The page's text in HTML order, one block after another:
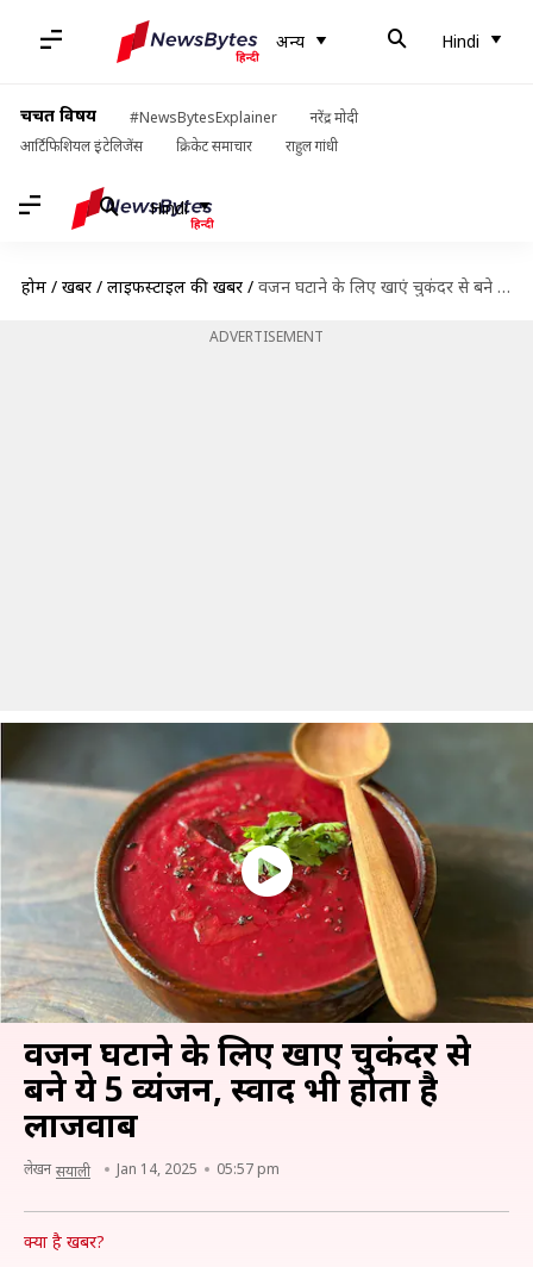
अन्य Hindi
चर्चित विषय #NewsBytesExplainer
नरेंद्र मोदी
आर्टिफिशियल इंटेलिजेंस
क्रिकेट समाचार राहुल गांधी
Hindi
होम / खबरें / लाइफस्टाइल की खबरें / वजन घटाने के लिए खाएं चुकंदर से बने ये 5 व्यंजन, स्वाद भी होता है लाजवाब
ADVERTISEMENT
वजन घटाने के लिए खाएं चुकंदर से
बने ये 5 व्यंजन, स्वाद भी होता है
लाजवाब
लेखन सयाली Jan 14, 2025 05:57 pm
क्या है खबर?